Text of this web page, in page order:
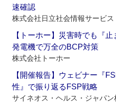
速確認
株式会社日立社会情報サービス
【トーホー】災害時でも『
発電機で万全のBCP対策
株式会社トーホー
【開催報告】ウェビナー『
性』で振り返るFSP戦略
サイネオス・ヘルス・ジャパン